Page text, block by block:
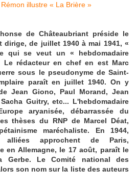
de Châteaubriant préside le
dirige, de juillet 1940 à mai 1941, «
qui se veut un « hebdomadaire
rédacteur en chef en est Marc
sous le pseudonyme de Saint-
paraît en juillet 1940. On y
Jean Giono, Paul Morand, Jean
Guitry, etc... L'hebdomadaire
aryanisée, débarrassée du
thèses du RNP de Marcel Déat,
maréchaliste. En 1944,
approchent de Paris,
en Allemagne, le 17 août, paraît le
Gerbe. Le Comité national des
son nom sur la liste des auteurs